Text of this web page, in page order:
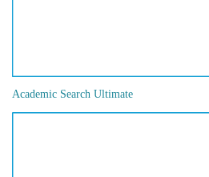
Academic Search Ultimate